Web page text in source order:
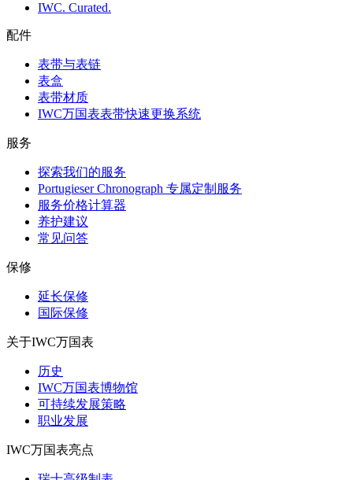
IWC. Curated.
配件
表带与表链
表盒
表带材质
IWC万国表表带快速更换系统
服务
探索我们的服务
Portugieser Chronograph 专属定制服务
服务价格计算器
养护建议
常见问答
保修
延长保修
国际保修
关于IWC万国表
历史
IWC万国表博物馆
可持续发展策略
职业发展
IWC万国表亮点